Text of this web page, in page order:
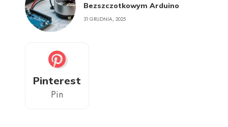
Bezszczotkowym Arduino
31 GRUDNIA, 2025
Pinterest
Pin